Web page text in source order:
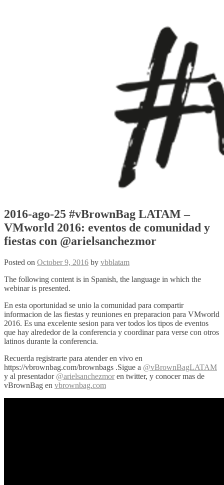
2016-ago-25 #vBrownBag LATAM –
VMworld 2016: eventos de comunidad y
fiestas con @arielsanchezmor
Posted on October 9, 2016 by vbblatam
The following content is in Spanish, the language in which the
webinar is presented.
En esta oportunidad se unio la comunidad para compartir
informacion de las fiestas y reuniones en preparacion para VMworld
2016. Es una excelente sesion para ver todos los tipos de eventos
que hay alrededor de la conferencia y coordinar para verse con otros
latinos durante la conferencia.
Recuerda registrarte para atender en vivo en
https://vbrownbag.com/brownbags .Sigue a @vBrownBagLATAM
y al presentador @arielsanchezmor en twitter, y conocer mas de
vBrownBag en vbrownbag.com